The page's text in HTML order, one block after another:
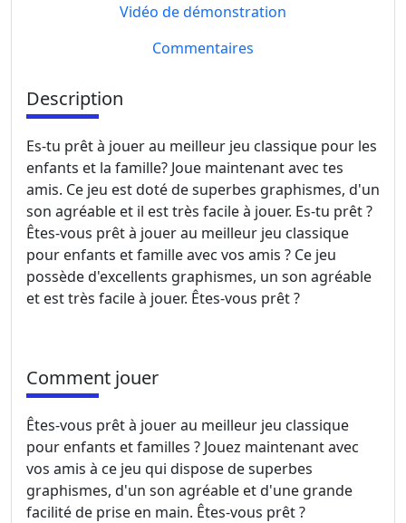
Vidéo de démonstration
Commentaires
Description
Es-tu prêt à jouer au meilleur jeu classique pour les
enfants et la famille? Joue maintenant avec tes
amis. Ce jeu est doté de superbes graphismes, d'un
son agréable et il est très facile à jouer. Es-tu prêt ?
Êtes-vous prêt à jouer au meilleur jeu classique
pour enfants et famille avec vos amis ? Ce jeu
possède d'excellents graphismes, un son agréable
et est très facile à jouer. Êtes-vous prêt ?
Comment jouer
Êtes-vous prêt à jouer au meilleur jeu classique
pour enfants et familles ? Jouez maintenant avec
vos amis à ce jeu qui dispose de superbes
graphismes, d'un son agréable et d'une grande
facilité de prise en main. Êtes-vous prêt ?